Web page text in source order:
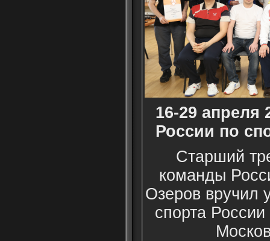
16-29 апреля
России по
Старший
команды
Озеров вручил
спорта